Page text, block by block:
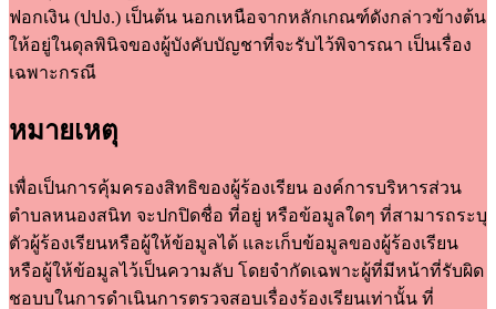
ฟอกเงิน (ปปง.) เป็นต้น นอกเหนือจากหลักเกณฑ์ดังกล่าวข้างต้น
ให้อยู่ในดุลพินิจของผู้บังคับบัญชาที่จะรับไว้พิจารณา เป็นเรื่อง
เฉพาะกรณี
หมายเหตุ
เพื่อเป็นการคุ้มครองสิทธิของผู้ร้องเรียน องค์การบริหารส่วน
ตำบลหนองสนิท จะปกปิดชื่อ ที่อยู่ หรือข้อมูลใดๆ ที่สามารถระบุ
ตัวผู้ร้องเรียนหรือผู้ให้ข้อมูลได้ และเก็บข้อมูลของผู้ร้องเรียน
หรือผู้ให้ข้อมูลไว้เป็นความลับ โดยจำกัดเฉพาะผู้ที่มีหน้าที่รับผิด
ชอบบในการดำเนินการตรวจสอบเรื่องร้องเรียนเท่านั้น ที่